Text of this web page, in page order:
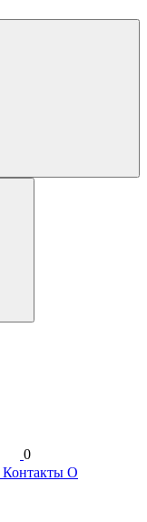
0
Контакты О